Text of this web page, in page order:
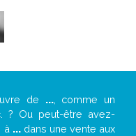
de ..., comme un
? Ou peut-être avez-
à ...dans une vente aux